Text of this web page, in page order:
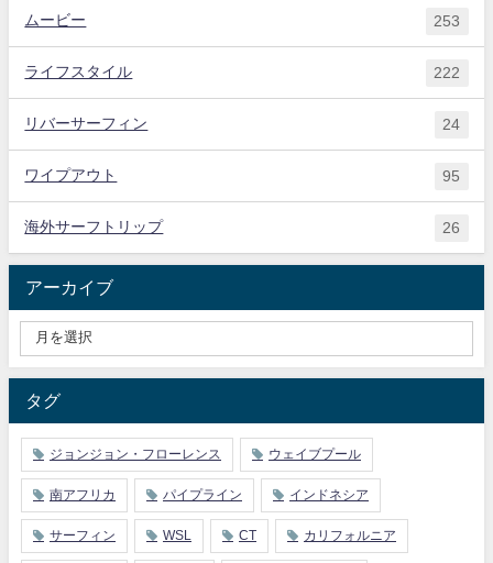
ムービー 253
ライフスタイル 222
リバーサーフィン 24
ワイプアウト 95
海外サーフトリップ 26
アーカイブ
タグ
ジョンジョン・フローレンス ウェイブプール
南アフリカ パイプライン インドネシア
サーフィン WSL CT カリフォルニア